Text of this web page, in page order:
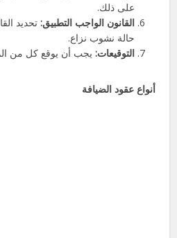
على ذلك.
القانون الواجب التطبيق: تحديد
حالة نشوب نزاع.
التوقيعات: يجب أن يوقع كل من
أنواع عقود الضيافة